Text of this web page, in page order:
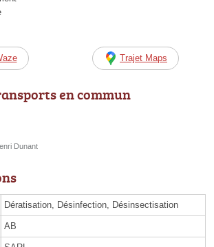
Trajet Maps
en commun
Dunant
Dératisation, Désinfection, Désinsectisation
AB